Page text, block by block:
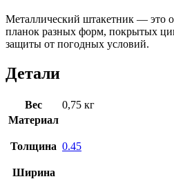
Металлический штакетник — это
планок разных форм, покрытых
защиты от погодных условий.
Детали
Вес
0,75 кг
Материал
Толщина 0.45
Ширина